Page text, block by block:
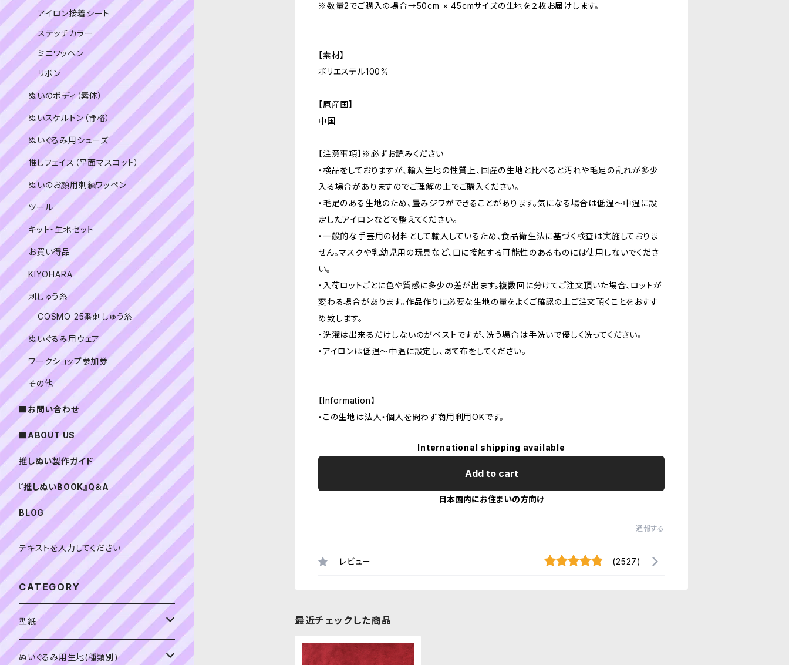
※数量2でご購入の場合→50cm × 45cmサイズの生地を２枚お届けします。
【素材】
ポリエステル100%
【原産国】
中国
【注意事項】※必ずお読みください
・検品をしておりますが、輸入生地の性質上、国産の生地と比べると汚れや毛足の乱れが多少
入る場合がありますのでご理解の上でご購入ください。
・毛足のある生地のため、畳みジワができることがあります。気になる場合は低温〜中温に設
定したアイロンなどで整えてください。
・一般的な手芸用の材料として輸入しているため、食品衛生法に基づく検査は実施しておりま
せん。マスクや乳幼児用の玩具など、口に接触する可能性のあるものには使用しないでくださ
い。
・入荷ロットごとに色や質感に多少の差が出ます。複数回に分けてご注文頂いた場合、ロットが
変わる場合があります。作品作りに必要な生地の量をよくご確認の上ご注文頂くことをおすす
め致します。
・洗濯は出来るだけしないのがベストですが、洗う場合は手洗いで優しく洗ってください。
・アイロンは低温〜中温に設定し、あて布をしてください。
【Information】
・この生地は法人・個人を問わず商用利用OKです。
International shipping available
Add to cart
日本国内にお住まいの方向け
通報する
レビュー (2527)
最近チェックした商品
アイロン接着シート
ステッチカラー
ミニワッペン
リボン
ぬいのボディ（素体）
ぬいスケルトン（骨格）
ぬいぐるみ用シューズ
推しフェイス（平面マスコット）
ぬいのお顔用刺繍ワッペン
ツール
キット・生地セット
お買い得品
KIYOHARA
刺しゅう糸
COSMO 25番刺しゅう糸
ぬいぐるみ用ウェア
ワークショップ参加券
その他
■お問い合わせ
■ABOUT US
推しぬい製作ガイド
『推しぬいBOOK』Q＆A
BLOG
テキストを入力してください
CATEGORY
型紙
書籍（紙の本）
ぬいぐるみ用生地(種類別)